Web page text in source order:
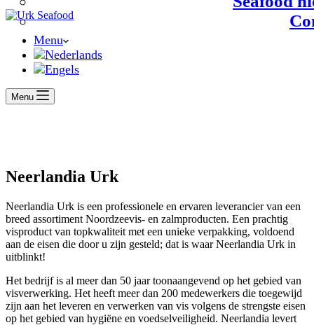
Menu
Menu
Neerlandia Urk
Neerlandia Urk is een professionele en ervaren leverancier van een
breed assortiment Noordzeevis- en zalmproducten. Een prachtig
visproduct van topkwaliteit met een unieke verpakking, voldoend
aan de eisen die door u zijn gesteld; dat is waar Neerlandia Urk in
uitblinkt!
Het bedrijf is al meer dan 50 jaar toonaangevend op het gebied van
visverwerking. Het heeft meer dan 200 medewerkers die toegewijd
zijn aan het leveren en verwerken van vis volgens de strengste eisen
op het gebied van hygiëne en voedselveiligheid. Neerlandia levert